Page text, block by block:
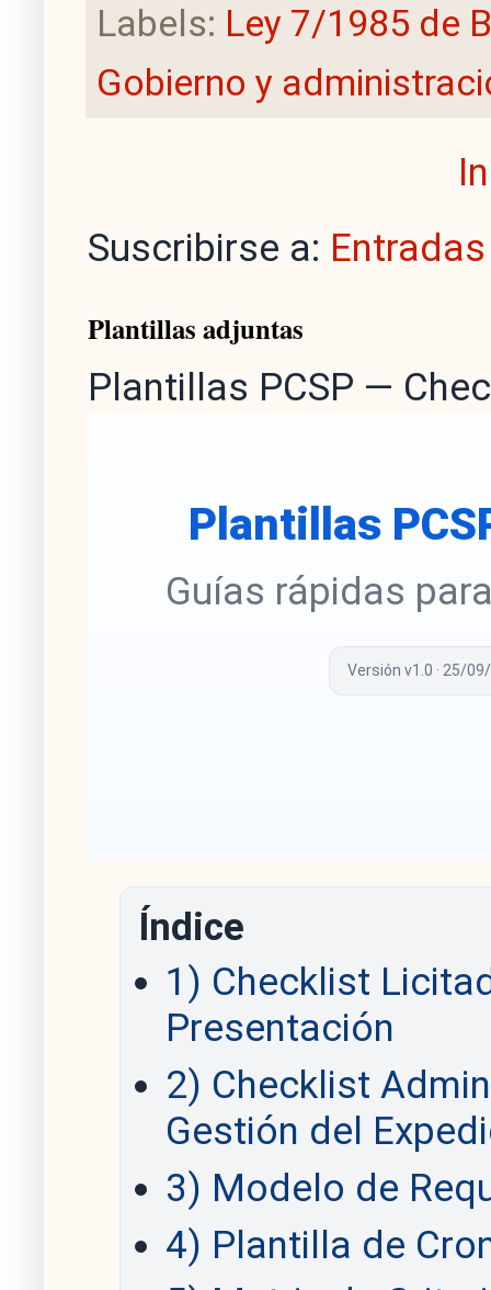
Labels: Ley 7/1985 de
Gobierno y
Suscribirse a:
Plantillas adjuntas
Plantillas PCSP —
Plantillas
Guías rápidas
Versión v1.0 · 25/
Índice
1) Checklist
Presentación
2) Checklist
Gestión del
3) Modelo de
4) Plantilla de